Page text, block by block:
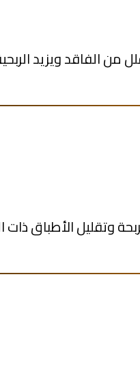
الفاقد ويزيد
وتقليل الأطباق